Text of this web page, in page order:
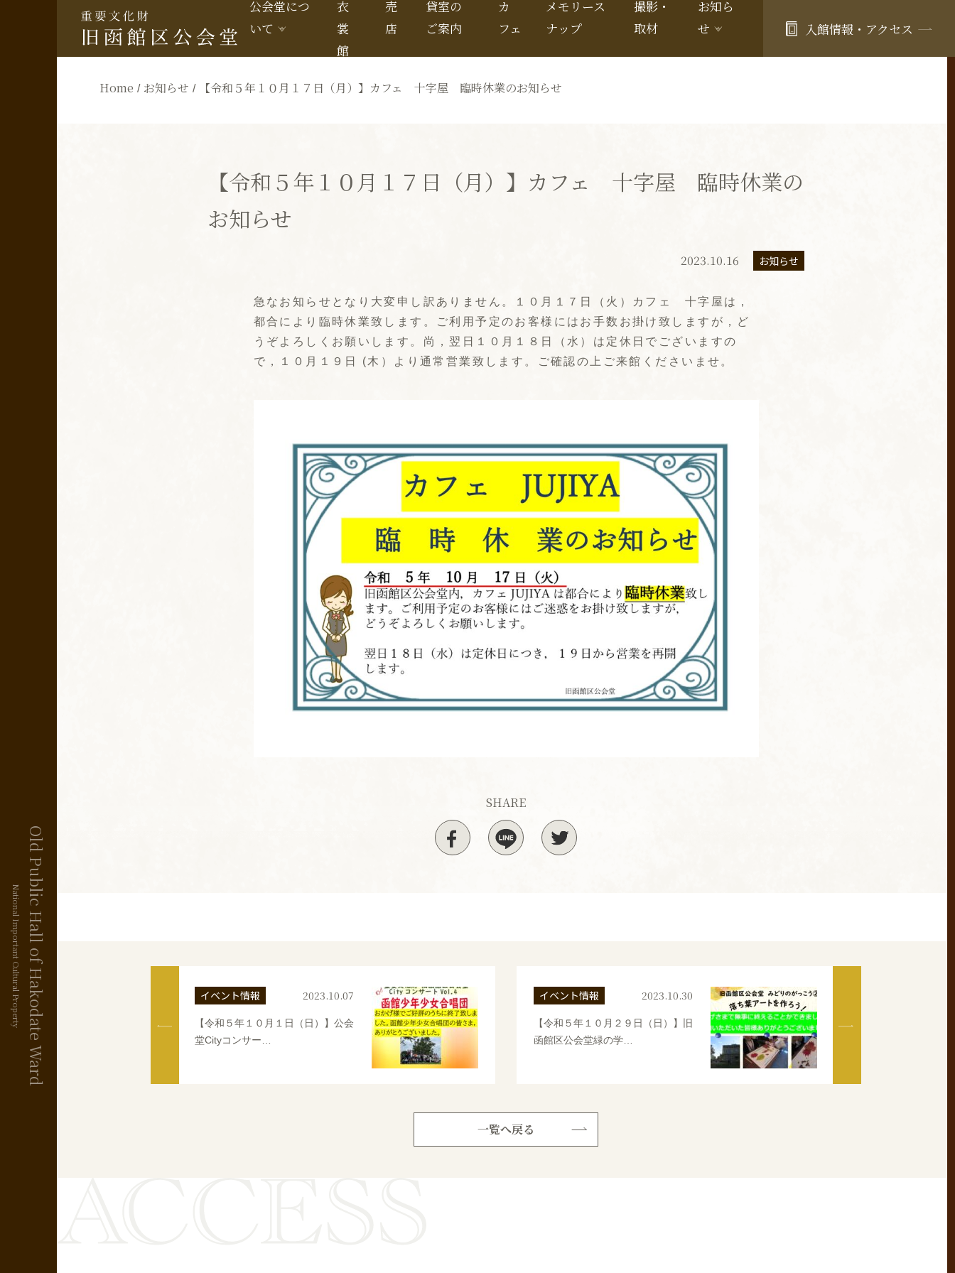
公会堂につ
いて
衣
裳
館
売
店
貸室の
ご案内
カ
フェ
メモリース
ナップ
撮影・
取材
お知ら
せ
入館情報・アクセス
Old Public Hall of Hakodate Ward
National Important Cultural Property
Home お知らせ 【令和５年１０月１７日（月）】カフェ 十字屋 臨時休業のお知らせ
【令和５年１０月１７日（月）】カフェ 十字屋 臨時休業の
お知らせ
2023.10.16 お知らせ
急なお知らせとなり大変申し訳ありません。１０月１７日（火）カフェ 十字屋は，
都合により臨時休業致します。ご利用予定のお客様にはお手数お掛け致しますが，ど
うぞよろしくお願いします。尚，翌日１０月１８日（水）は定休日でございますの
で，１０月１９日 (木）より通常営業致します。ご確認の上ご来館くださいませ。
SHARE
イベント情報 2023.10.07
【令和５年１０月１日（日）】公会
堂Cityコンサー…
イベント情報 2023.10.30
【令和５年１０月２９日（日）】旧
函館区公会堂緑の学…
一覧へ戻る